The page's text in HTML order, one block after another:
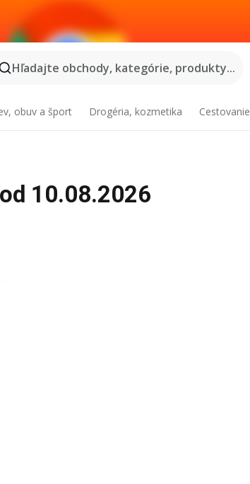
Hľadajte obchody, kategórie, produkty...
obuv a šport Drogéria, kozmetika Cestovanie
10.08.2026